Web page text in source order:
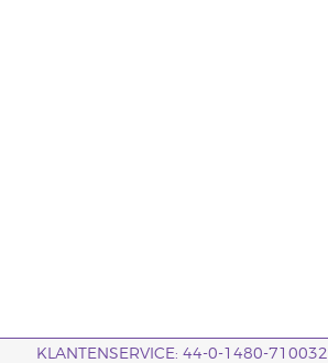
KLANTENSERVICE: 44-0-1480-710032